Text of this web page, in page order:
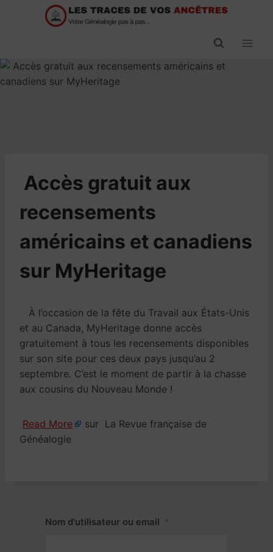
​Accès gratuit aux
recensements
américains et canadiens
sur MyHeritage
À l’occasion de la fête du Travail aux États-Unis
et au Canada, MyHeritage donne accès
gratuitement à tous les recensements disponibles
sur son site pour ces deux pays jusqu’au 2
septembre. C’est le moment de partir à la chasse
aux cousins du Nouveau Monde !
Read More
sur La Revue française de
Généalogie
Nom d'utilisateur ou email